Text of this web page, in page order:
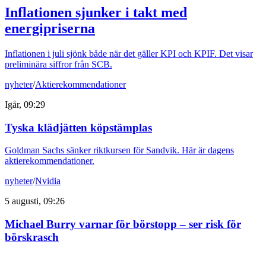
Inflationen sjunker i takt med
energipriserna
Inflationen i juli sjönk både när det gäller KPI och KPIF. Det visar
preliminära siffror från SCB.
nyheter/Aktierekommendationer
Igår, 09:29
Tyska klädjätten köpstämplas
Goldman Sachs sänker riktkursen för Sandvik. Här är dagens
aktierekommendationer.
nyheter/Nvidia
5 augusti, 09:26
Michael Burry varnar för börstopp – ser risk för
börskrasch